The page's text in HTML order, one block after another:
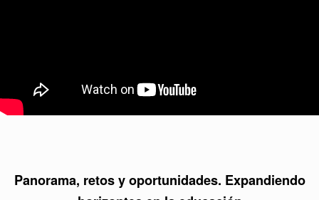
Panorama, retos y oportunidades. Expandiendo